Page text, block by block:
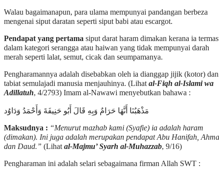
Walau bagaimanapun, para ulama mempunyai pandangan berbeza
mengenai siput daratan seperti siput babi atau escargot.
Pendapat yang pertama siput darat haram dimakan kerana ia
dalam kategori serangga atau haiwan yang tidak mempunyai darah
merah seperti lalat, semut, cicak dan seumpamanya.
Pengharamannya adalah disebabkan oleh ia dianggap jijik (kotor) dan
tabiat semulajadi manusia menjauhinya. (Lihatal-Fiqh al-Islami wa
Adillatuh, 4/2793) Imam al-Nawawi menyebutkan bahawa :
مَذْهَبُنَا أَنَّهَا حَرَامٌ وَبِهِ قَالَ أَبُو حَنِيفَةَ وَأَحْمَدُ وَدَاوُد
Maksudnya : “Menurut mazhab kami (Syafie) ia adalah haram
(dimakan). Ini juga adalah merupakan pendapat Abu Hanifah,
dan Daud.” (Lihatal-Majmu’ Syarh al-Muhazzab, 9/16)
Pengharaman ini adalah selari sebagaimana firman Allah SWT :